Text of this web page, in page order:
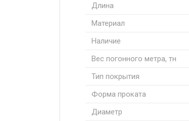
Длина
Материал
Наличие
Вес погонного метра, тн
Тип покрытия
Форма проката
Диаметр